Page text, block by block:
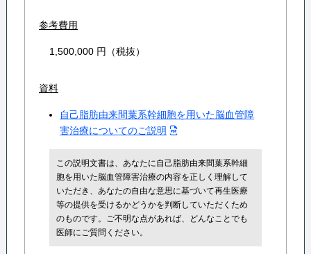
参考費用
1,500,000 円（税抜）
資料
自己脂肪由来間葉系幹細胞を用いた脳血管障
害治療についてのご説明
この説明文書は、あなたに自己脂肪由来間葉系幹細
胞を用いた脳血管障害治療の内容を正しく理解して
いただき、あなたの自由な意思に基づいて再生医療
等の提供を受けるかどうかを判断していただくため
のものです。ご不明な点があれば、どんなことでも
医師にご質問ください。